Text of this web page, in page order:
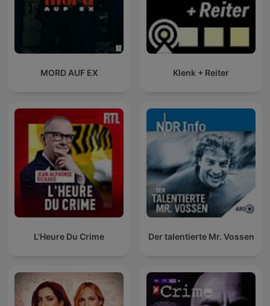
MORD AUF EX Klenk + Reiter
L'Heure Du Crime Der talentierte Mr. Vossen